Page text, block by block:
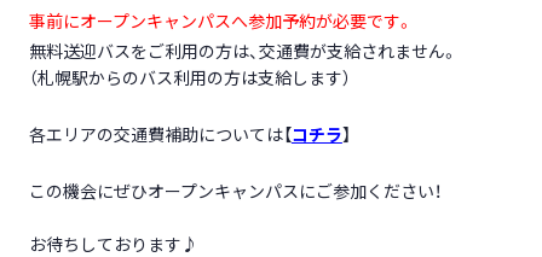
事前にオープンキャンパスへ参加予約が必要です。
無料送迎バスをご利用の方は、交通費が支給されません。
（札幌駅からのバス利用の方は支給します）
各エリアの交通費補助については【コチラ】
この機会にぜひオープンキャンパスにご参加ください！
お待ちしております♪